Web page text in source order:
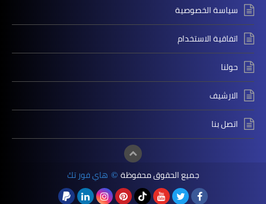
سياسة الخصوصية
اتفاقية الاستخدام
حولنا
الارشيف
اتصل بنا
جميع الحقوق محفوظة © هاي فور تك